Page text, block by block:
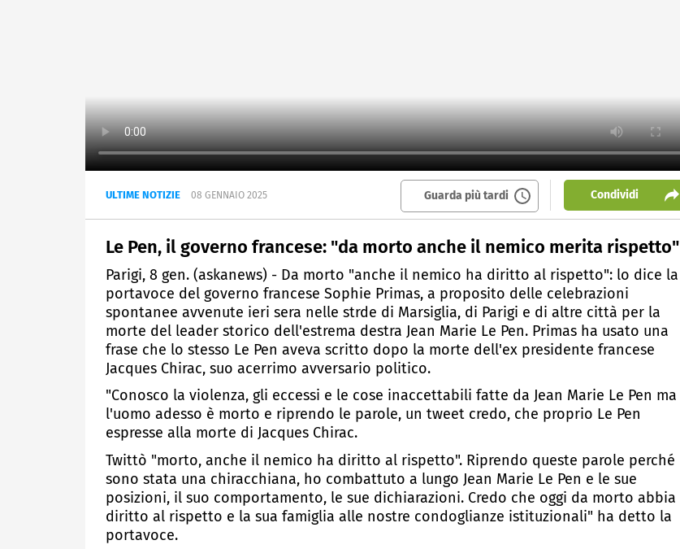
ULTIME NOTIZIE 08 GENNAIO 2025 Guarda più tardi Condividi
Le Pen, il governo francese: "da morto anche il nemico merita rispetto"
Parigi, 8 gen. (askanews) - Da morto "anche il nemico ha diritto al rispetto": lo dice la
portavoce del governo francese Sophie Primas, a proposito delle celebrazioni
spontanee avvenute ieri sera nelle strde di Marsiglia, di Parigi e di altre città per la
morte del leader storico dell'estrema destra Jean Marie Le Pen. Primas ha usato una
frase che lo stesso Le Pen aveva scritto dopo la morte dell'ex presidente francese
Jacques Chirac, suo acerrimo avversario politico.
"Conosco la violenza, gli eccessi e le cose inaccettabili fatte da Jean Marie Le Pen ma
l'uomo adesso è morto e riprendo le parole, un tweet credo, che proprio Le Pen
espresse alla morte di Jacques Chirac.
Twittò "morto, anche il nemico ha diritto al rispetto". Riprendo queste parole perché
sono stata una chiracchiana, ho combattuto a lungo Jean Marie Le Pen e le sue
posizioni, il suo comportamento, le sue dichiarazioni. Credo che oggi da morto abbia
diritto al rispetto e la sua famiglia alle nostre condoglianze istituzionali" ha detto la
portavoce.